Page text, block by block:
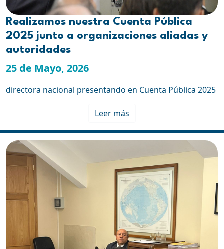
Realizamos nuestra Cuenta Pública
2025 junto a organizaciones aliadas y
autoridades
25 de Mayo, 2026
directora nacional presentando en Cuenta Pública 2025
Leer más